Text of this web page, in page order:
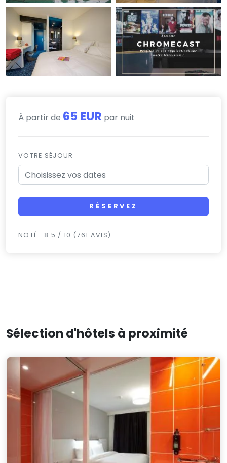
À partir de 65 EUR par nuit
VOTRE SÉJOUR
RÉSERVEZ
NOTÉ : 8.5 / 10 (761 AVIS)
Sélection d'hôtels à proximité